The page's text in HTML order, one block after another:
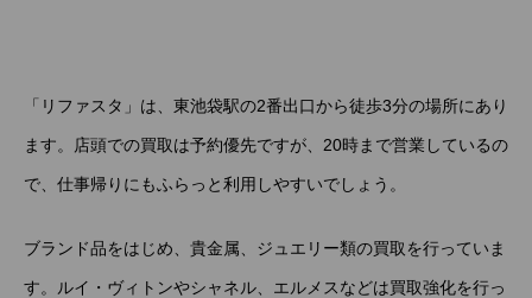
「リファスタ」は、東池袋駅の2番出口から徒歩3分の場所にあり
ます。店頭での買取は予約優先ですが、20時まで営業しているの
で、仕事帰りにもふらっと利用しやすいでしょう。
ブランド品をはじめ、貴金属、ジュエリー類の買取を行っていま
す。ルイ・ヴィトンやシャネル、エルメスなどは買取強化を行っ